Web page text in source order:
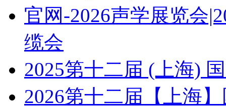
官网-2026声学展览会
缆会
2025第十二届 (上海)
2026第十二届【上海